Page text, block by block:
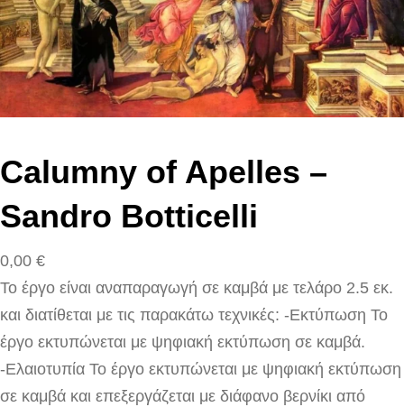
Calumny of Apelles –
Sandro Botticelli
0,00 €
Το έργο είναι αναπαραγωγή σε καμβά με τελάρο 2.5 εκ.
και διατίθεται με τις παρακάτω τεχνικές: -Εκτύπωση Το
έργο εκτυπώνεται με ψηφιακή εκτύπωση σε καμβά.
-Ελαιοτυπία Το έργο εκτυπώνεται με ψηφιακή εκτύπωση
σε καμβά και επεξεργάζεται με διάφανο βερνίκι από